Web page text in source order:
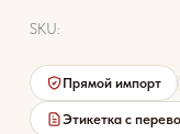
SKU:
Прямой импорт
Этикетка с